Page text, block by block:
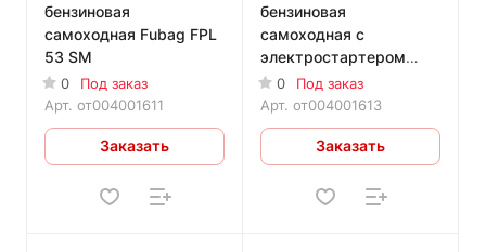
бензиновая
самоходная Fubag FPL
53 SM
0
Под заказ
Арт. от004001611
Заказать
бензиновая
самоходная с
электростартером
Fubag FPL 46 SM ES
0
Под заказ
Арт. от004001613
Заказать